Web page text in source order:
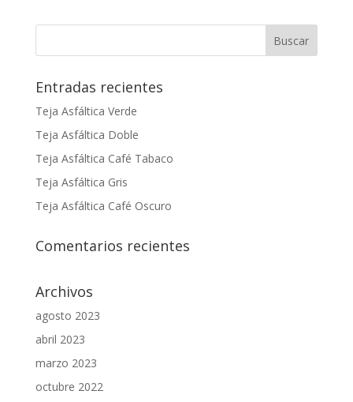
Entradas recientes
Teja Asfáltica Verde
Teja Asfáltica Doble
Teja Asfáltica Café Tabaco
Teja Asfáltica Gris
Teja Asfáltica Café Oscuro
Comentarios recientes
Archivos
agosto 2023
abril 2023
marzo 2023
octubre 2022